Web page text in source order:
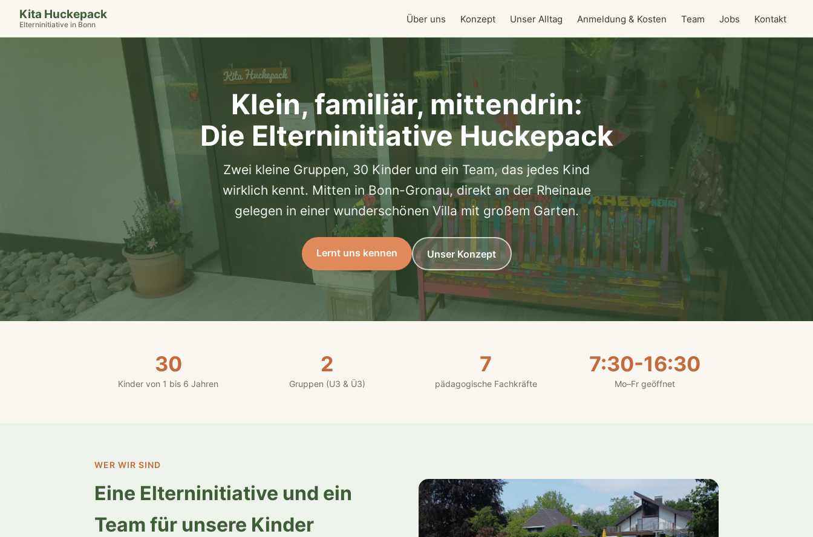
Kita Huckepack
Elterninitiative in Bonn Über uns Konzept Unser Alltag Anmeldung & Kosten Team Jobs Kontakt
Klein, familiär, mittendrin:
Die Elterninitiative Huckepack
Zwei kleine Gruppen, 30 Kinder und ein Team, das jedes Kind
wirklich kennt. Mitten in Bonn-Gronau, direkt an der Rheinaue
gelegen in einer wunderschönen Villa mit großem Garten.
Lernt uns kennen Unser Konzept
30
Kinder von 1 bis 6 Jahren
2
Gruppen (U3 & Ü3)
7
pädagogische Fachkräfte
7:30-16:30
Mo–Fr geöffnet
WER WIR SIND
Eine Elterninitiative und ein
Team für unsere Kinder